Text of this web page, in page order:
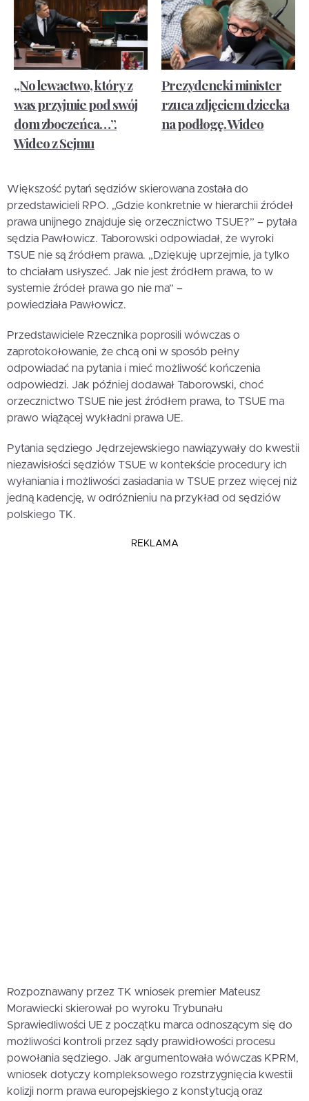
„No lewactwo, który z
was przyjmie pod swój
dom zboczeńca…”.
Wideo z Sejmu
Prezydencki minister
rzuca zdjęciem dziecka
na podłogę. Wideo
Większość pytań sędziów skierowana została do
przedstawicieli RPO. „Gdzie konkretnie w hierarchii źródeł
prawa unijnego znajduje się orzecznictwo TSUE?” – pytała
sędzia Pawłowicz. Taborowski odpowiadał, że wyroki
TSUE nie są źródłem prawa. „Dziękuję uprzejmie, ja tylko
to chciałam usłyszeć. Jak nie jest źródłem prawa, to w
systemie źródeł prawa go nie ma” –
powiedziała Pawłowicz.
Przedstawiciele Rzecznika poprosili wówczas o
zaprotokołowanie, że chcą oni w sposób pełny
odpowiadać na pytania i mieć możliwość kończenia
odpowiedzi. Jak później dodawał Taborowski, choć
orzecznictwo TSUE nie jest źródłem prawa, to TSUE ma
prawo wiążącej wykładni prawa UE.
Pytania sędziego Jędrzejewskiego nawiązywały do kwestii
niezawisłości sędziów TSUE w kontekście procedury ich
wyłaniania i możliwości zasiadania w TSUE przez więcej niż
jedną kadencję, w odróżnieniu na przykład od sędziów
polskiego TK.
REKLAMA
Rozpoznawany przez TK wniosek premier Mateusz
Morawiecki skierował po wyroku Trybunału
Sprawiedliwości UE z początku marca odnoszącym się do
możliwości kontroli przez sądy prawidłowości procesu
powołania sędziego. Jak argumentowała wówczas KPRM,
wniosek dotyczy kompleksowego rozstrzygnięcia kwestii
kolizji norm prawa europejskiego z konstytucją oraz